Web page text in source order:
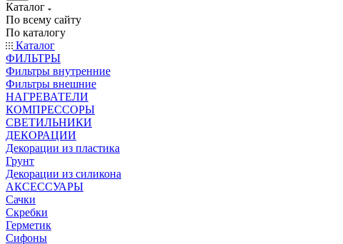
Каталог
По всему сайту
По каталогу
Каталог
ФИЛЬТРЫ
Фильтры внутренние
Фильтры внешние
НАГРЕВАТЕЛИ
КОМПРЕССОРЫ
СВЕТИЛЬНИКИ
ДЕКОРАЦИИ
Декорации из пластика
Грунт
Декорации из силикона
АКСЕССУАРЫ
Сачки
Скребки
Герметик
Сифоны